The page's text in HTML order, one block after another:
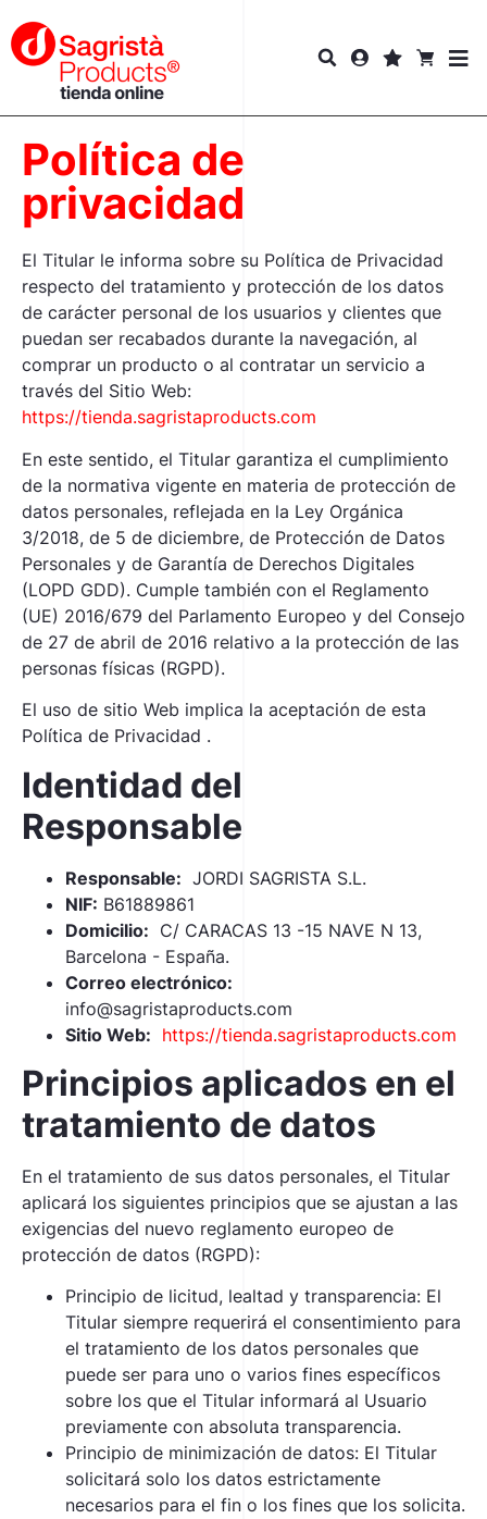
Política de
privacidad
El Titular le informa sobre su Política de Privacidad
respecto del tratamiento y protección de los datos
de carácter personal de los usuarios y clientes que
puedan ser recabados durante la navegación, al
comprar un producto o al contratar un servicio a
través del Sitio Web:
https://tienda.sagristaproducts.com
En este sentido, el Titular garantiza el cumplimiento
de la normativa vigente en materia de protección de
datos personales, reflejada en la Ley Orgánica
3/2018, de 5 de diciembre, de Protección de Datos
Personales y de Garantía de Derechos Digitales
(LOPD GDD). Cumple también con el Reglamento
(UE) 2016/679 del Parlamento Europeo y del Consejo
de 27 de abril de 2016 relativo a la protección de las
personas físicas (RGPD).
El uso de sitio Web implica la aceptación de esta
Política de Privacidad .
Identidad del
Responsable
Responsable: JORDI SAGRISTA S.L.
NIF: B61889861
Domicilio: C/ CARACAS 13 -15 NAVE N 13,
Barcelona - España.
Correo electrónico:
info@sagristaproducts.com
Sitio Web: https://tienda.sagristaproducts.com
Principios aplicados en el
tratamiento de datos
En el tratamiento de sus datos personales, el Titular
aplicará los siguientes principios que se ajustan a las
exigencias del nuevo reglamento europeo de
protección de datos (RGPD):
Principio de licitud, lealtad y transparencia: El
Titular siempre requerirá el consentimiento para
el tratamiento de los datos personales que
puede ser para uno o varios fines específicos
sobre los que el Titular informará al Usuario
previamente con absoluta transparencia.
Principio de minimización de datos: El Titular
solicitará solo los datos estrictamente
necesarios para el fin o los fines que los solicita.